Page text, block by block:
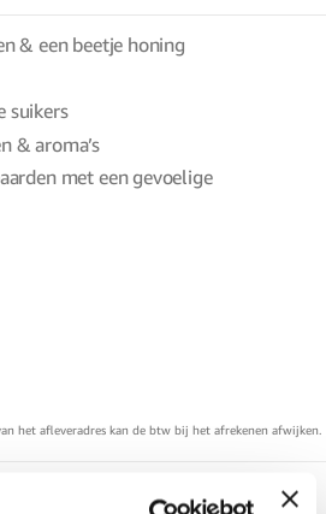
& een beetje honing
suikers
& aroma’s
met een gevoelige
het afleveradres kan de btw bij het afrekenen afwijken.